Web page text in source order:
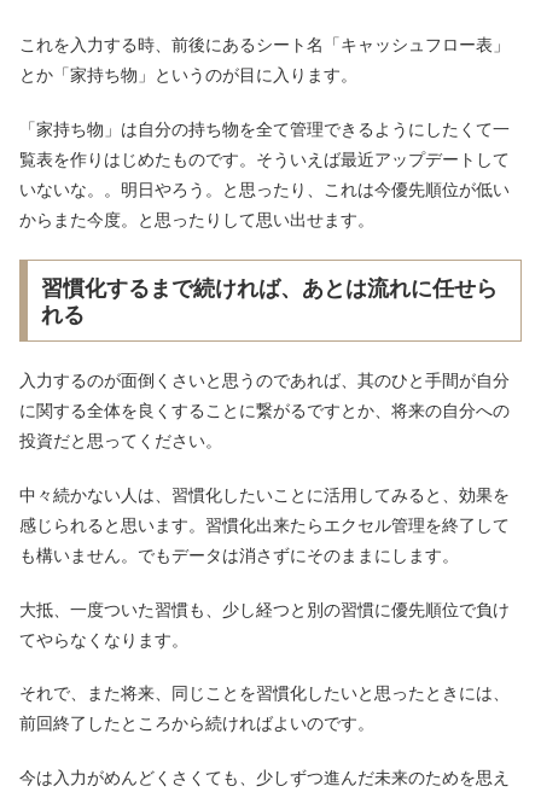
これを入力する時、前後にあるシート名「キャッシュフロー表」
とか「家持ち物」というのが目に入ります。
「家持ち物」は自分の持ち物を全て管理できるようにしたくて一
覧表を作りはじめたものです。そういえば最近アップデートして
いないな。。明日やろう。と思ったり、これは今優先順位が低い
からまた今度。と思ったりして思い出せます。
習慣化するまで続ければ、あとは流れに任せら
れる
入力するのが面倒くさいと思うのであれば、其のひと手間が自分
に関する全体を良くすることに繋がるですとか、将来の自分への
投資だと思ってください。
中々続かない人は、習慣化したいことに活用してみると、効果を
感じられると思います。習慣化出来たらエクセル管理を終了して
も構いません。でもデータは消さずにそのままにします。
大抵、一度ついた習慣も、少し経つと別の習慣に優先順位で負け
てやらなくなります。
それで、また将来、同じことを習慣化したいと思ったときには、
前回終了したところから続ければよいのです。
今は入力がめんどくさくても、少しずつ進んだ未来のためを思え